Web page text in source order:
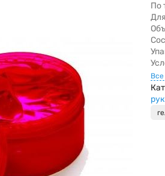
По
Все
рук